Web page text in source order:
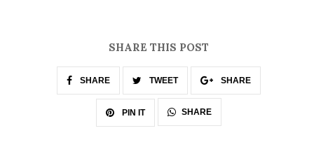
SHARE THIS POST
SHARE TWEET SHARE
PIN IT SHARE